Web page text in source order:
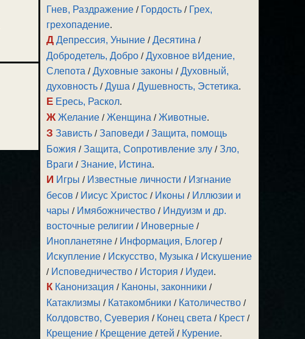
Гнев, Раздражение / Гордость / Грех,
грехопадение.
Д Депрессия, Уныние /Десятина /
Добродетель, Добро /Духовное вИдение,
Слепота /Духовные законы /Духовный,
духовность /Душа /Душевность, Эстетика.
Е Ересь, Раскол.
Ж Желание /Женщина /Животные.
З Зависть /Заповеди /Защита, помощь
Божия /Защита, Сопротивление злу /Зло,
Враги /Знание, Истина.
И Игры / Известные личности / Изгнание
бесов / Иисус Христос / Иконы / Иллюзии и
чары / Имябожничество / Индуизм и др.
восточные религии / Иноверные /
Инопланетяне / Информация, Блогер /
Искупление / Искусство, Музыка / Искушение
/ Исповедничество / История / Иудеи.
К Канонизация / Каноны, законники /
Катаклизмы / Катакомбники / Католичество /
Колдовство, Суеверия / Конец света / Крест /
Крещение / Крещение детей / Курение.